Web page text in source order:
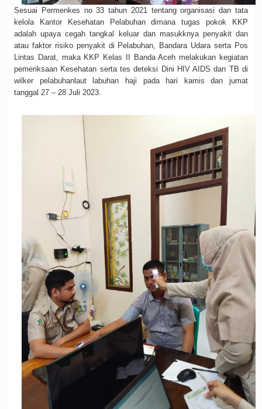
Sesuai Permenkes no 33 tahun 2021 tentang organisasi dan tata
kelola Kantor Kesehatan Pelabuhan dimana tugas pokok KKP
adalah upaya cegah tangkal keluar dan masukknya penyakit dan
atau faktor risiko penyakit di Pelabuhan, Bandara Udara serta Pos
Lintas Darat, maka KKP Kelas II Banda Aceh melakukan kegiatan
pemeriksaan Kesehatan serta tes deteksi Dini HIV AIDS dan TB di
wilker pelabuhanlaut labuhan haji pada hari kamis dan jumat
tanggal 27 – 28 Juli 2023.